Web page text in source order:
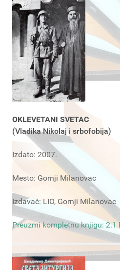
OKLEVETANI SVETAC
(Vladika Nikolaj i srbofobija)
Izdato: 2007.
Mesto: Gornji Milanovac
Izdavač: LIO, Gornji Milanovac
Preuzmi kompletnu knjigu: